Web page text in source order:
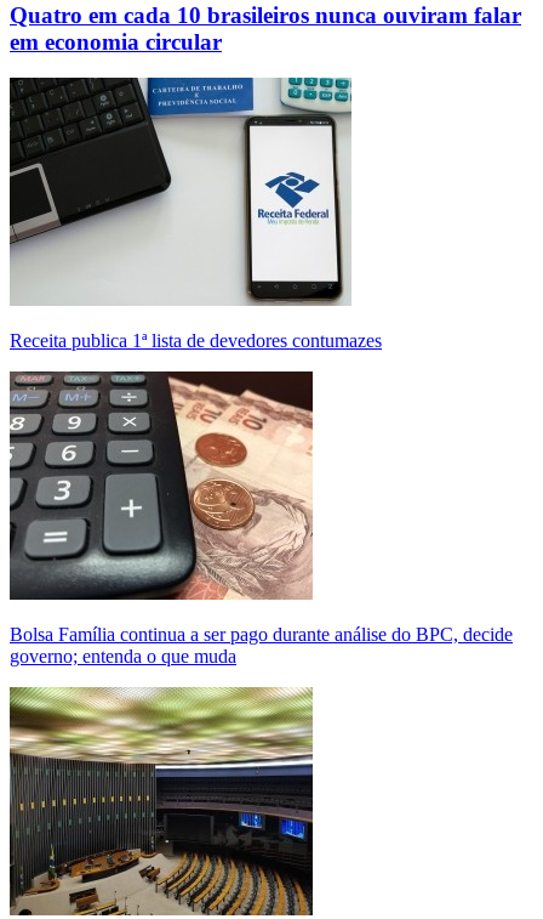
Quatro em cada 10 brasileiros nunca ouviram falar
em economia circular
Receita publica 1ª lista de devedores contumazes
Bolsa Família continua a ser pago durante análise do BPC, decide
governo; entenda o que muda